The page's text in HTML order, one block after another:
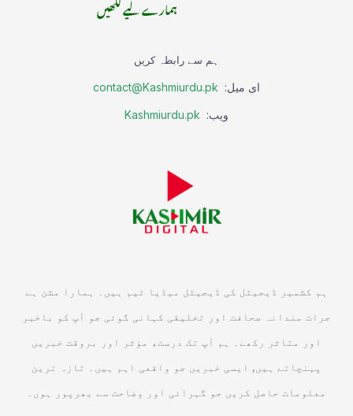
ہمارے لیے لکھیں
ہم سے رابطہ کریں
ای میل: contact@Kashmiurdu.pk
ویب: Kashmiurdu.pk
ہم کشمیر ڈیجیٹل کی ڈیجیٹل میڈیا ٹیم ہیں۔ ہمارا مشن ہے
جرات مندانہ صحافت اور تخلیقی کہانی گوئی جو آپ کو باخبر
اور متاثر رکھے۔ ہم آپ تک درست، مؤثر اور بروقت خبریں
پہنچاتے ہیں, ایسی خبریں جو واقعی اہم ہیں۔ تازہ ترین
معلومات حاصل کریں جو گہرائی اور وضاحت سے بھرپور ہوں۔